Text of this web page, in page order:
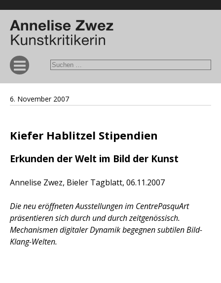
6. November 2007
Kiefer Hablitzel Stipendien
Erkunden der Welt im Bild der Kunst
Annelise Zwez, Bieler Tagblatt, 06.11.2007
Die neu eröffneten Ausstellungen im CentrePasquArt
präsentieren sich durch und durch zeitgenössisch.
Mechanismen digitaler Dynamik begegnen subtilen Bild-
Klang-Welten.